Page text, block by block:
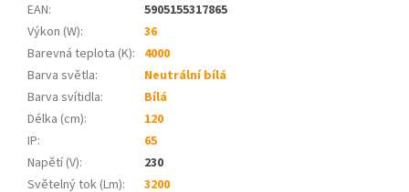
EAN:
5905155317865
Výkon (W):
36
Barevná teplota (K): 4000
Barva světla:
Neutrální bílá
Barva svítidla:
Bílá
Délka (cm):
120
IP:
65
Napětí (V):
230
Světelný tok (Lm):
3200